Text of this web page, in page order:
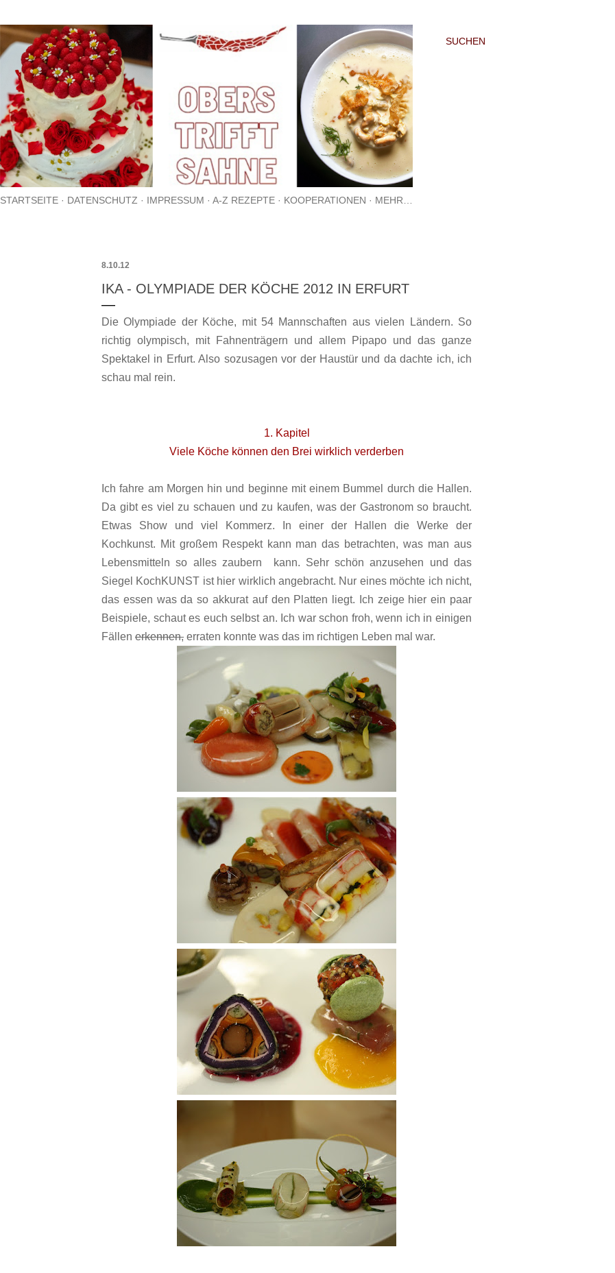
SUCHEN
STARTSEITE DATENSCHUTZ IMPRESSUM A-Z REZEPTE KOOPERATIONEN MEHR…
8.10.12
IKA - OLYMPIADE DER KÖCHE 2012 IN ERFURT
Die Olympiade der Köche, mit 54 Mannschaften aus vielen Ländern. So
richtig olympisch, mit Fahnenträgern und allem Pipapo und das ganze
Spektakel in Erfurt. Also sozusagen vor der Haustür und da dachte ich, ich
schau mal rein.
1. Kapitel
Viele Köche können den Brei wirklich verderben
Ich fahre am Morgen hin und beginne mit einem Bummel durch die Hallen.
Da gibt es viel zu schauen und zu kaufen, was der Gastronom so braucht.
Etwas Show und viel Kommerz. In einer der Hallen die Werke der
Kochkunst. Mit großem Respekt kann man das betrachten, was man aus
Lebensmitteln so alles zaubern kann. Sehr schön anzusehen und das
Siegel KochKUNST ist hier wirklich angebracht. Nur eines möchte ich nicht,
das essen was da so akkurat auf den Platten liegt. Ich zeige hier ein paar
Beispiele, schaut es euch selbst an. Ich war schon froh, wenn ich in einigen
Fällen erkennen, erraten konnte was das im richtigen Leben mal war.